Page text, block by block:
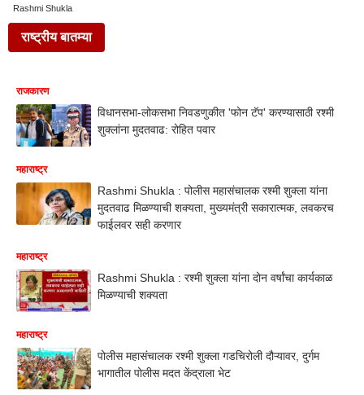
Rashmi Shukla
राष्ट्रीय बातम्या
राजकारण
विधानसभा-लोकसभा निवडणुकीत 'फोन टॅप' करण्यासाठी रश्मी
शुक्लांना मुदतवाढ: रोहित पवार
महाराष्ट्र
Rashmi Shukla : पोलीस महासंचालक रश्मी शुक्ला यांना
मुदतवाढ मिळण्याची शक्यता, मुख्यमंत्री सकारात्मक, लवकरच
फाईलवर सही करणार
महाराष्ट्र
Rashmi Shukla : रश्मी शुक्ला यांना दोन वर्षांचा कार्यकाळ
मिळण्याची शक्यता
महाराष्ट्र
पोलीस महासंचालक रश्मी शुक्ला गडचिरोली दौऱ्यावर, दुर्गम
भागातील पोलीस मदत केंद्राला भेट